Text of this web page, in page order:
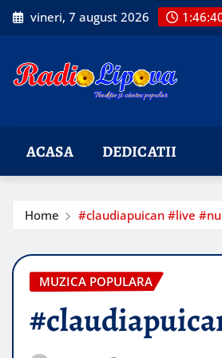
Skip
to
vineri, 7 august 2026
ACASA DEDICATII
Home #claudiapuican #live
MUZICA POPULARA